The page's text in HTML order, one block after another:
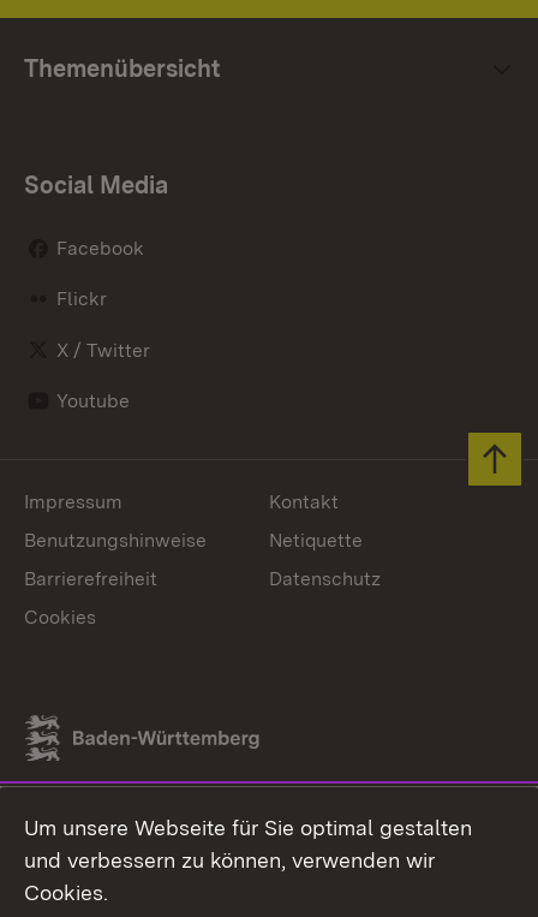
Themenübersicht
Social Media
Facebook
Flickr
X / Twitter
Youtube
Link zum Landesportal
Impressum
Kontakt
Benutzungshinweise
Netiquette
Barrierefreiheit
Datenschutz
Cookies
Um unsere Webseite für Sie optimal gestalten
und verbessern zu können, verwenden wir
Cookies.